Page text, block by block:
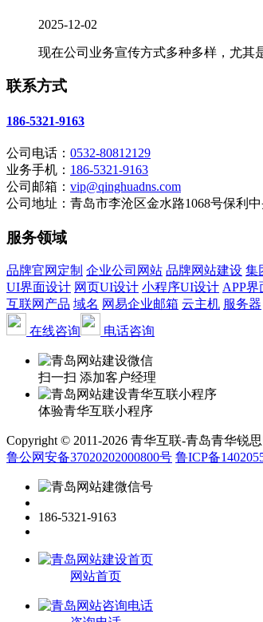
2025-12-02
现在公司业务宣传方式多种多样，尤其
联系方式
186-5321-9163
公司电话： 0532-80812129
业务手机： 186-5321-9163
公司邮箱： vip@qinghuadns.com
公司地址：青岛市李沧区金水路1068号保利
服务领域
品牌官网定制 企业公司网站 品牌网站建设 集
UI界面设计 网页UI设计 小程序UI设计 APP
互联网产品 域名 网易企业邮箱 云主机 服务器
在线咨询
电话咨询
扫一扫 添加客户经理
体验青华互联小程序
Copyright © 2011-2026 青华互联-青岛青华锐
鲁公网安备37020202000800号 鲁ICP备
186-5321-9163
网站首页